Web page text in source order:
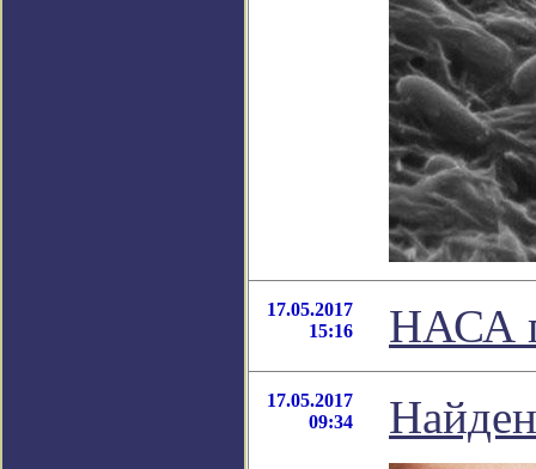
17.05.2017
15:16
НАСА
17.05.2017
09:34